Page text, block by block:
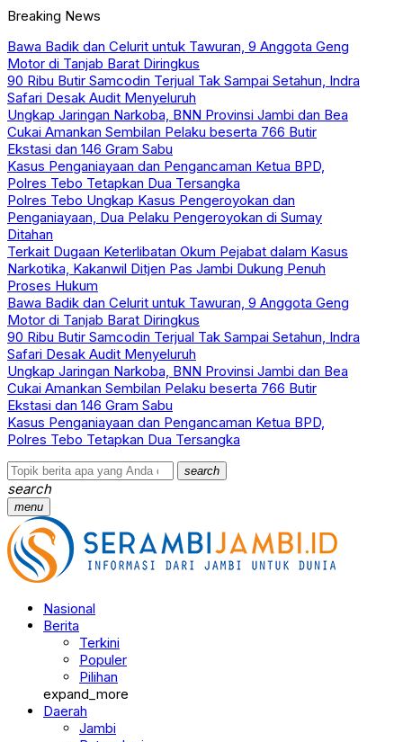
Breaking News
Bawa Badik dan Celurit untuk Tawuran, 9 Anggota Geng
Motor di Tanjab Barat Diringkus
90 Ribu Butir Samcodin Terjual Tak Sampai Setahun, Indra
Safari Desak Audit Menyeluruh
Ungkap Jaringan Narkoba, BNN Provinsi Jambi dan Bea
Cukai Amankan Sembilan Pelaku beserta 766 Butir
Ekstasi dan 146 Gram Sabu
Kasus Penganiayaan dan Pengancaman Ketua BPD,
Polres Tebo Tetapkan Dua Tersangka
Polres Tebo Ungkap Kasus Pengeroyokan dan
Penganiayaan, Dua Pelaku Pengeroyokan di Sumay
Ditahan
Terkait Dugaan Keterlibatan Okum Pejabat dalam Kasus
Narkotika, Kakanwil Ditjen Pas Jambi Dukung Penuh
Proses Hukum
Bawa Badik dan Celurit untuk Tawuran, 9 Anggota Geng
Motor di Tanjab Barat Diringkus
90 Ribu Butir Samcodin Terjual Tak Sampai Setahun, Indra
Safari Desak Audit Menyeluruh
Ungkap Jaringan Narkoba, BNN Provinsi Jambi dan Bea
Cukai Amankan Sembilan Pelaku beserta 766 Butir
Ekstasi dan 146 Gram Sabu
Kasus Penganiayaan dan Pengancaman Ketua BPD,
Polres Tebo Tetapkan Dua Tersangka
search
search
menu
Nasional
Berita
Terkini
Populer
Pilihan
expand_more
Daerah
Jambi